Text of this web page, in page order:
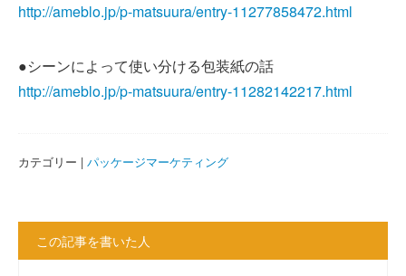
http://ameblo.jp/p-matsuura/entry-11277858472.html
●シーンによって使い分ける包装紙の話
http://ameblo.jp/p-matsuura/entry-11282142217.html
カテゴリー | パッケージマーケティング
この記事を書いた人